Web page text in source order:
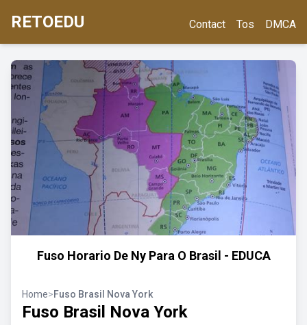
RETOEDU Contact Tos DMCA
Fuso Horario De Ny Para O Brasil - EDUCA
Home>Fuso Brasil Nova York
Fuso Brasil Nova York